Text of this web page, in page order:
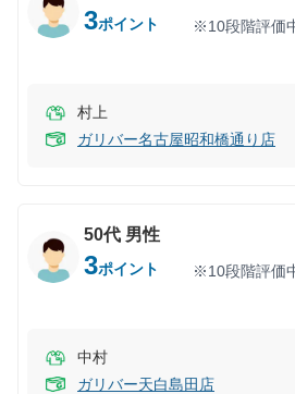
3ポイント ※10段階評価
村上
ガリバー名古屋昭和橋通り店
50代 男性
3ポイント ※10段階評価
中村
ガリバー天白島田店